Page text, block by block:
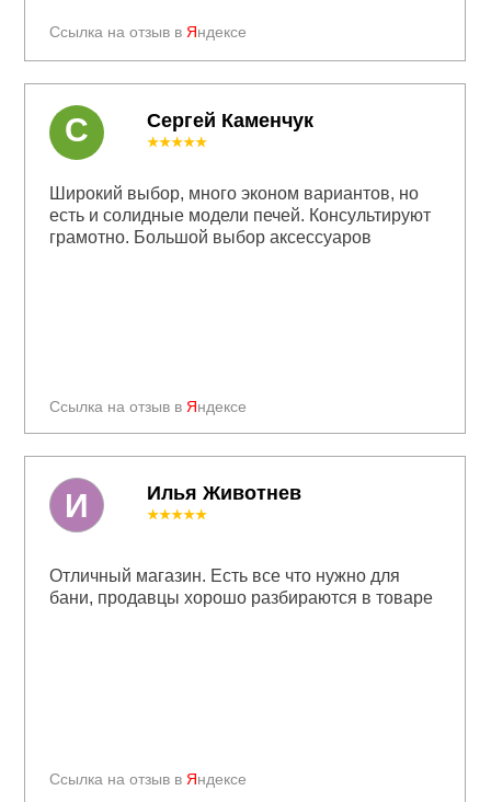
Ссылка на отзыв в Яндексе
Сергей Каменчук
Ссылка на отзыв в Яндексе
★★★★★
Широкий выбор, много эконом вариантов, но
есть и солидные модели печей. Консультируют
грамотно. Большой выбор аксессуаров
С
Илья Животнев
Ссылка на отзыв в Яндексе
★★★★★
Отличный магазин. Есть все что нужно для
бани, продавцы хорошо разбираются в товаре
И